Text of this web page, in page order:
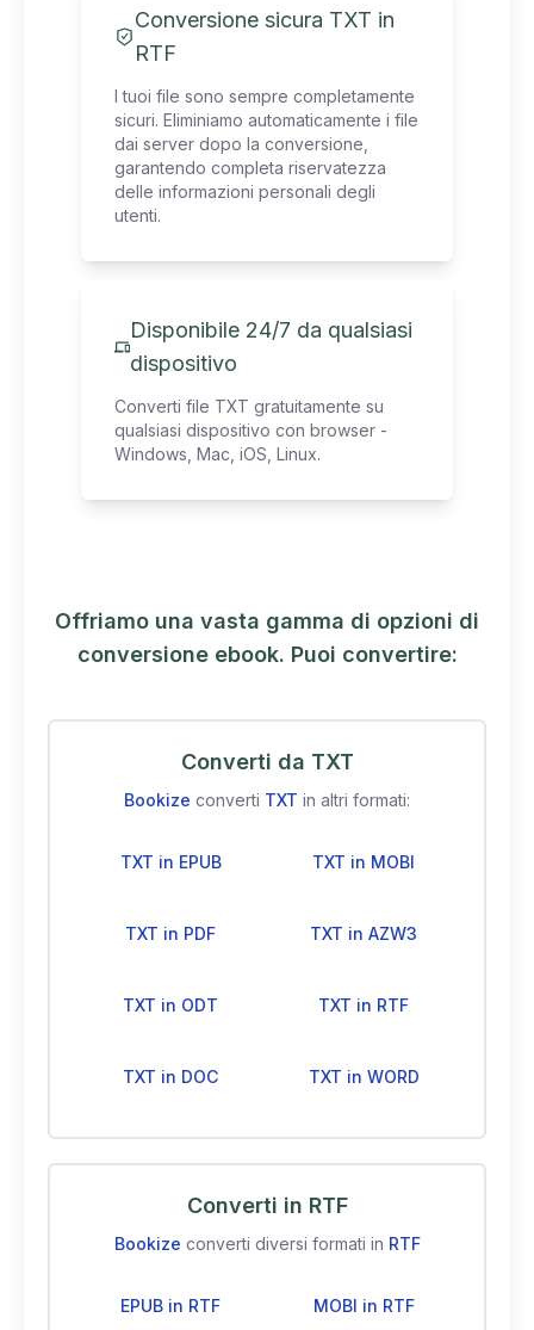
Conversione sicura TXT in
RTF
I tuoi file sono sempre completamente
sicuri. Eliminiamo automaticamente i file
dai server dopo la conversione,
garantendo completa riservatezza
delle informazioni personali degli
utenti.
Disponibile 24/7 da qualsiasi
dispositivo
Converti file TXT gratuitamente su
qualsiasi dispositivo con browser -
Windows, Mac, iOS, Linux.
Offriamo una vasta gamma di opzioni di
conversione ebook. Puoi convertire:
Converti da TXT
Bookize converti TXT in altri formati:
TXT in EPUB TXT in MOBI
TXT in PDF TXT in AZW3
TXT in ODT TXT in RTF
TXT in DOC TXT in WORD
Converti in RTF
Bookize converti diversi formati in RTF
EPUB in RTF MOBI in RTF